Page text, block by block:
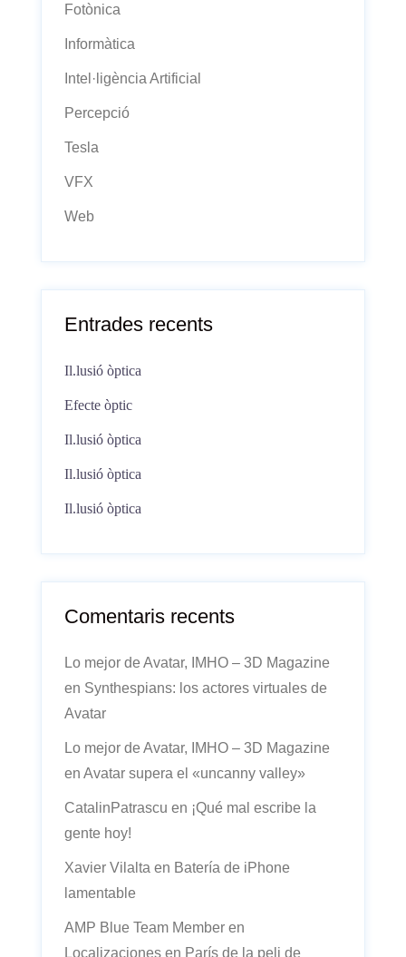
Fotònica
Informàtica
Intel·ligència Artificial
Percepció
Tesla
VFX
Web
Entrades recents
Il.lusió òptica
Efecte òptic
Il.lusió òptica
Il.lusió òptica
Il.lusió òptica
Comentaris recents
Lo mejor de Avatar, IMHO – 3D Magazine
en Synthespians: los actores virtuales de
Avatar
Lo mejor de Avatar, IMHO – 3D Magazine
en Avatar supera el «uncanny valley»
CatalinPatrascu en ¡Qué mal escribe la
gente hoy!
Xavier Vilalta en Batería de iPhone
lamentable
AMP Blue Team Member en
Localizaciones en París de la peli de